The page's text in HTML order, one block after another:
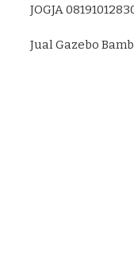
JOGJA
Jual Gazebo